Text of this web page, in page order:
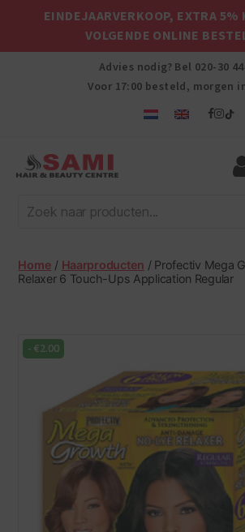
EINDEJAARVERKOOP, EXTRA 5%
VOLGENDE ONLINE
Advies nodig? Bel 020-30
Voor 17:00 besteld, morgen
Afro
Hair
Beauty
Centre
Home / Haarproducten / Profectiv Mega
Relaxer 6 Touch-Ups Application Regular
-€2.00